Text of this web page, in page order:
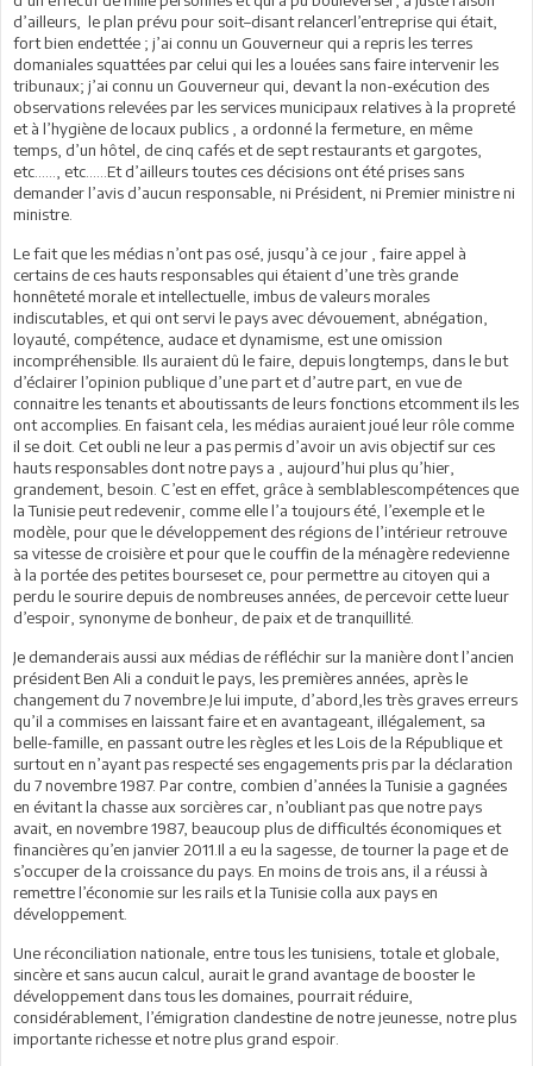
d’ailleurs, le plan prévu pour soit–disant relancerl’entreprise qui était,
fort bien endettée ; j’ai connu un Gouverneur qui a repris les terres
domaniales squattées par celui qui les a louées sans faire intervenir les
tribunaux; j’ai connu un Gouverneur qui, devant la non-exécution des
observations relevées par les services municipaux relatives à la propreté
et à l’hygiène de locaux publics , a ordonné la fermeture, en même
temps, d’un hôtel, de cinq cafés et de sept restaurants et gargotes,
etc……, etc…...Et d’ailleurs toutes ces décisions ont été prises sans
demander l’avis d’aucun responsable, ni Président, ni Premier ministre ni
ministre.
Le fait que les médias n’ont pas osé, jusqu’à ce jour , faire appel à
certains de ces hauts responsables qui étaient d’une très grande
honnêteté morale et intellectuelle, imbus de valeurs morales
indiscutables, et qui ont servi le pays avec dévouement, abnégation,
loyauté, compétence, audace et dynamisme, est une omission
incompréhensible. Ils auraient dû le faire, depuis longtemps, dans le but
d’éclairer l’opinion publique d’une part et d’autre part, en vue de
connaitre les tenants et aboutissants de leurs fonctions etcomment ils les
ont accomplies. En faisant cela, les médias auraient joué leur rôle comme
il se doit. Cet oubli ne leur a pas permis d’avoir un avis objectif sur ces
hauts responsables dont notre pays a , aujourd’hui plus qu’hier,
grandement, besoin. C’est en effet, grâce à semblablescompétences que
la Tunisie peut redevenir, comme elle l’a toujours été, l’exemple et le
modèle, pour que le développement des régions de l’intérieur retrouve
sa vitesse de croisière et pour que le couffin de la ménagère redevienne
à la portée des petites bourseset ce, pour permettre au citoyen qui a
perdu le sourire depuis de nombreuses années, de percevoir cette lueur
d’espoir, synonyme de bonheur, de paix et de tranquillité.
Je demanderais aussi aux médias de réfléchir sur la manière dont l’ancien
président Ben Ali a conduit le pays, les premières années, après le
changement du 7 novembre.Je lui impute, d’abord,les très graves erreurs
qu’il a commises en laissant faire et en avantageant, illégalement, sa
belle-famille, en passant outre les règles et les Lois de la République et
surtout en n’ayant pas respecté ses engagements pris par la déclaration
du 7 novembre 1987. Par contre, combien d’années la Tunisie a gagnées
en évitant la chasse aux sorcières car, n’oubliant pas que notre pays
avait, en novembre 1987, beaucoup plus de difficultés économiques et
financières qu’en janvier 2011.Il a eu la sagesse, de tourner la page et de
s’occuper de la croissance du pays. En moins de trois ans, il a réussi à
remettre l’économie sur les rails et la Tunisie colla aux pays en
développement.
Une réconciliation nationale, entre tous les tunisiens, totale et globale,
sincère et sans aucun calcul, aurait le grand avantage de booster le
développement dans tous les domaines, pourrait réduire,
considérablement, l’émigration clandestine de notre jeunesse, notre plus
importante richesse et notre plus grand espoir.